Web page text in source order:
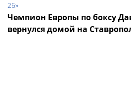
26»
Чемпион Европы по боксу
вернулся домой на